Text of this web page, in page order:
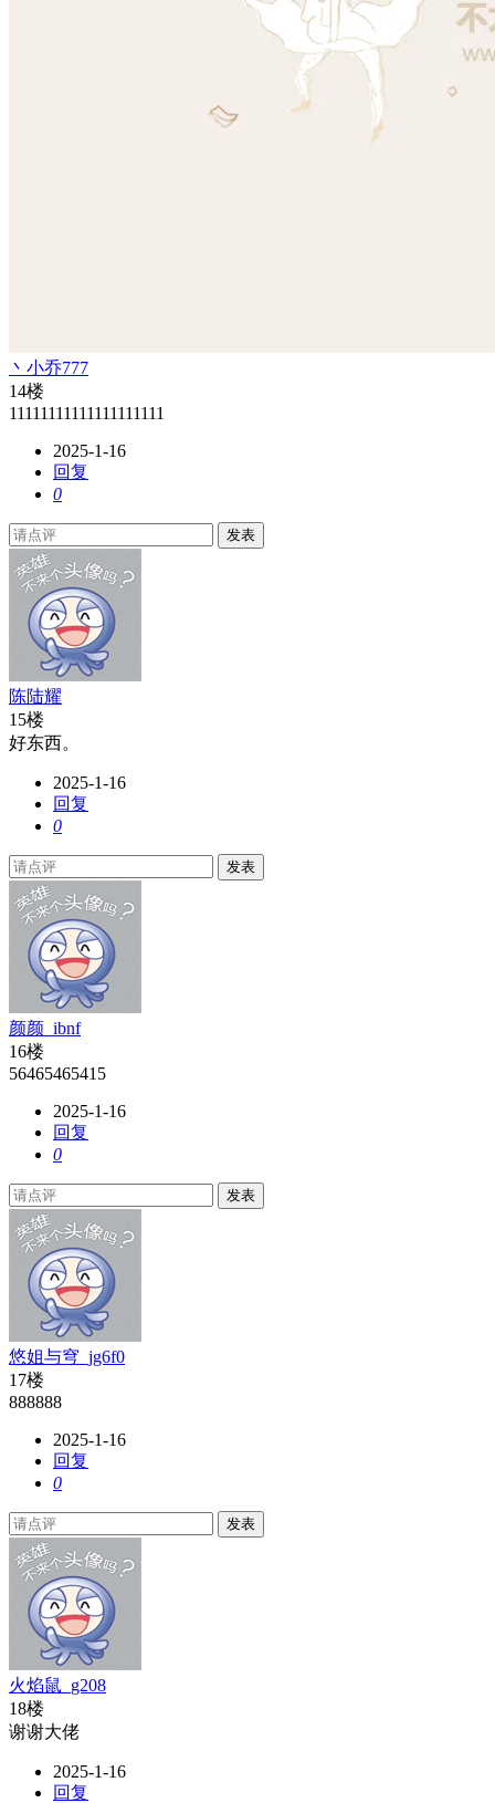
丶小乔777
14楼
11111111111111111111
2025-1-16
回复
0
发表
陈陆耀
15楼
好东西。
2025-1-16
回复
0
发表
颜颜_ibnf
16楼
56465465415
2025-1-16
回复
0
发表
悠姐与穹_jg6f0
17楼
888888
2025-1-16
回复
0
发表
火焰鼠_g208
18楼
谢谢大佬
2025-1-16
回复